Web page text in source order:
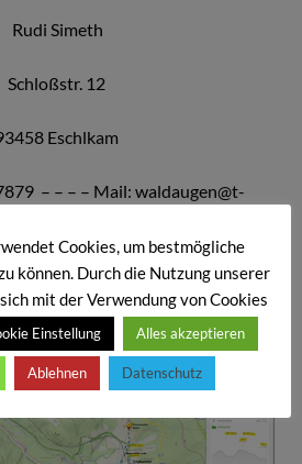
Rudi Simeth
Schloßstr. 12
Eschlkam
– – – – Mail: waldaugen@t-
Cookies, um bestmögliche
können. Durch die Nutzung unserer
mit der Verwendung von Cookies
Einstellung Alles akzeptieren
Ablehnen Datenschutz